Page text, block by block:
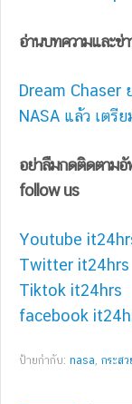
อ่านบทความและข่
Dream Chaser
NASA แล้ว เตรี
อย่าลืมกดติดตามอั
follow us
Youtube
Twitter it24hrs
Tiktok it24hrs
facebook
ป้ายกำกับ: nasa, กระส